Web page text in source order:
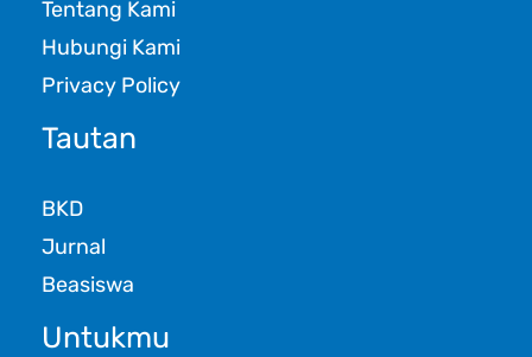
Tentang Kami
Hubungi Kami
Privacy Policy
Tautan
BKD
Jurnal
Beasiswa
Untukmu